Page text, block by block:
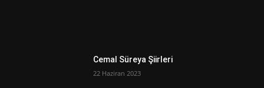
Cemal Süreya Şiirleri
22 Haziran 2023